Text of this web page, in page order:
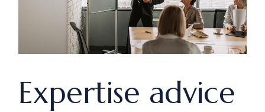
Expertise advice